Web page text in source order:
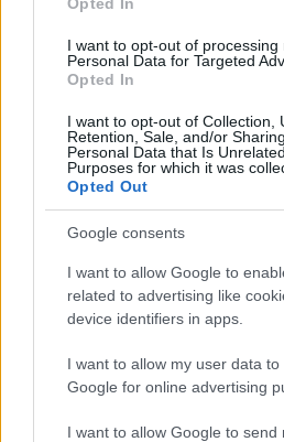
I want to opt-out of processing
Personal Data for Targeted
Opted In
I want to opt-out of Collection,
Retention, Sale, and/or
Personal Data that Is
Purposes for which it was
Opted Out
Google consents
I want to allow Google to
related to advertising like
device identifiers in apps.
I want to allow my user data
Google for online advertising
I want to allow Google to send
HIRDETÉS
Paks II.: Mit
mérföldköve a
árnyékában?